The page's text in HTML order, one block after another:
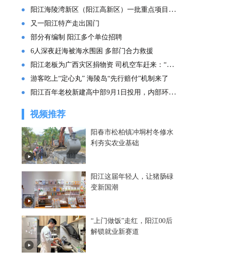
阳江海陵湾新区（阳江高新区）一批重点项目集中投产
又一阳江特产走出国门
部分有编制 阳江多个单位招聘
6人深夜赶海被海水围困 多部门合力救援
阳江老板为广西灾区捐物资 司机空车赶来：“免费拉！”
游客吃上“定心丸” 海陵岛“先行赔付”机制来了
阳江百年老校新建高中部9月1日投用，内部环境曝光
视频推荐
阳春市松柏镇冲垌村冬修水
利夯实农业基础
阳江这届年轻人，让猪肠碌
变新国潮
“上门做饭”走红，阳江00后
解锁就业新赛道